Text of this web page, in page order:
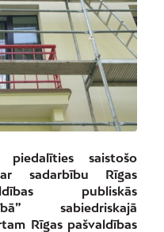
piedalīties saistošo
sadarbību Rīgas
publiskās
sabiedriskajā
Rīgas pašvaldības